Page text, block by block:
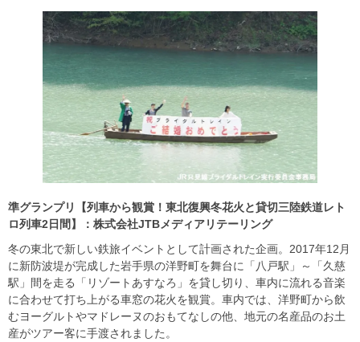
準グランプリ【列車から観賞！東北復興冬花火と貸切三陸鉄道レト
ロ列車2日間】：株式会社JTBメディアリテーリング
冬の東北で新しい鉄旅イベントとして計画された企画。2017年12月
に新防波堤が完成した岩手県の洋野町を舞台に「八戸駅」～「久慈
駅」間を走る「リゾートあすなろ」を貸し切り、車内に流れる音楽
に合わせて打ち上がる車窓の花火を観賞。車内では、洋野町から飲
むヨーグルトやマドレーヌのおもてなしの他、地元の名産品のお土
産がツアー客に手渡されました。